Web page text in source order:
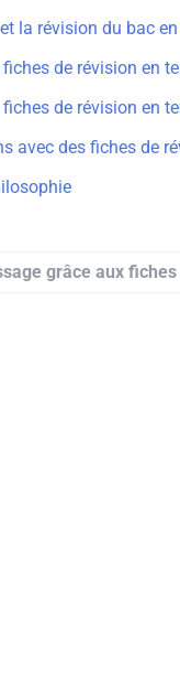
la révision du bac
de révision en
de révision en
avec des fiches de
grâce aux